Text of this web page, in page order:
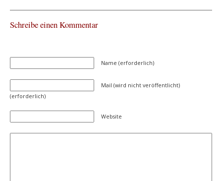
Schreibe einen Kommentar
Name (erforderlich)
Mail (wird nicht veröffentlicht)
(erforderlich)
Website